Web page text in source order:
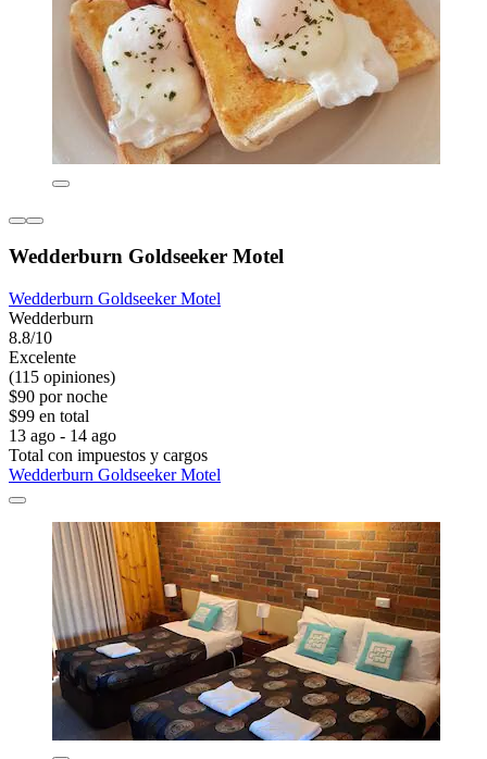
Wedderburn Goldseeker Motel
Wedderburn Goldseeker Motel
Wedderburn
8.8/10
Excelente
(115 opiniones)
$90 por noche
$99 en total
13 ago - 14 ago
Total con impuestos y cargos
Wedderburn Goldseeker Motel